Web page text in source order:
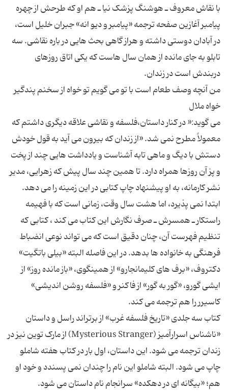
با نقاش معروف ـ هوشنگ پزشک نیا ـ هم او که طرحش از چهره
پیامبر آغازین صفحه ترجمه «پیامبر و دیو انه» جبران خلیل است،
در آبادان دوستى داشته و هراز گاهى بحث هایى در باره نقاشى. سه
تابلو به جاى مانده از همان سال هاست که یکى اتاق روزهاى
من آنچه وصف طعام است با تو مى گویم تو خواه از سخنم پندگیر
مى گوید:« در کنار داستان،فلسفه و نقاشى علاقه دیگرى داشتم که
معمولاً مطرح نمى شد. «از زندان که بیرون مى آید به قول خودش
دستش با دیگ و ماهى تابه آشناست و یادداشت هایى چند از پخت
و پز آن روزها همراه دارد. تا همین چند سال پیش که زهرایى، مدیر
نشر کارمانه، به او پیشنهاد چاپ کتابى در این زمینه را مى دهد.
ابتدا نمى پذیرد، اما هشت سال وقت، زمانى است که با فهیمه
راستکار ـ همسرش ـ صرف نگارش این کتاب مى کند ، کتابى که
تنظیم فهرست آن، چنان دقیق است که مى تواند نوعى انضباط
فرهنگى به خانواده ها بدهد. در این فاصله البته «بیلى باتگیت»
دکتروف، «برف هاى کلیمانجارو» از همینگوى، «باز مانده روز» از
ایشى گورو، «گور به گور» از فاکنر و «فلسفه روشن اندیشى»
کتاب سه جلدى «تاریخ فلسفه غرب» از برتراند راسل و داستان
«ناشناس اسرارآمیز (Mysterious Stranger) از مارک توین نیز در
زندان ترجمه مى شود. این داستان، اول بار در کتاب هفته شاملو
چاپ مى شود. البته شاملو این نام را چندان نمى پسندد و خود او